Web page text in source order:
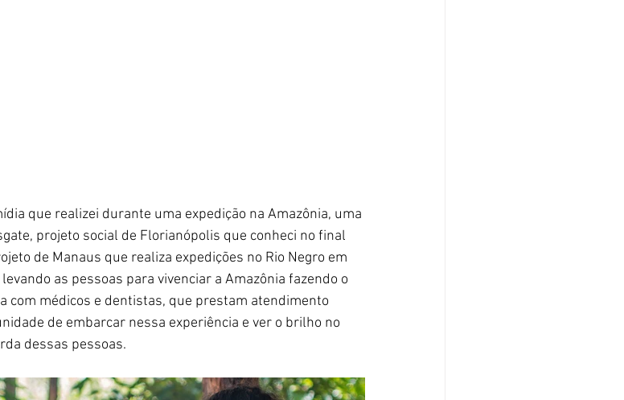
que realizei durante uma expedição na Amazônia, uma
projeto social de Florianópolis que conheci no final
de Manaus que realiza expedições no Rio Negro em
as pessoas para vivenciar a Amazônia fazendo o
com médicos e dentistas, que prestam atendimento
de embarcar nessa experiência e ver o brilho no
dessas pessoas.